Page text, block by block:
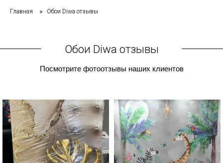
Главная Обои Diwa отзывы
Обои Diwa отзывы